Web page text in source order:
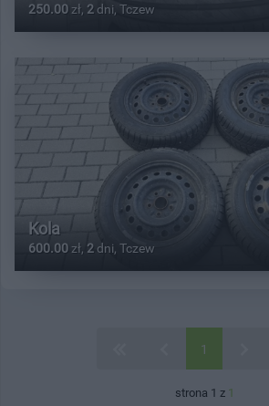
250.00 zł, 2 dni, Tczew
Kola
600.00 zł, 2 dni, Tczew
1
strona 1 z 1